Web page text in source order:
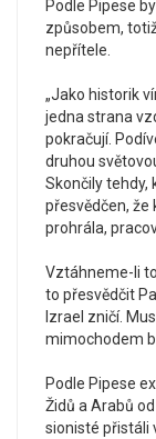
Podle Pipese
způsobem,
nepřítele.
„Jako historik
jedna strana
pokračují.
druhou
Skončily tehdy,
přesvědčen, že
prohrála,
Vztáhneme-li
to přesvědčit
Izrael zničí.
mimochodem
Podle Pipese
Židů a Arabů
sionisté přistáli